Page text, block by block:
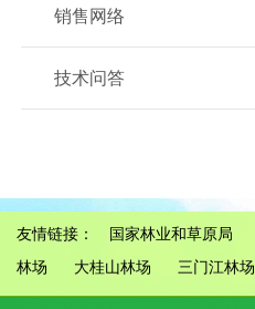
销售网络
技术问答
友情链接： 国家林业和草原局
林场
大桂山林场 三门江林场